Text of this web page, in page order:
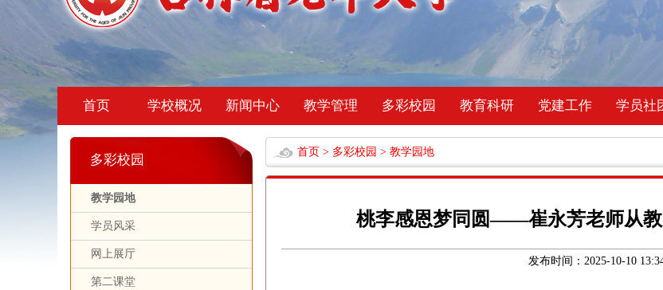
首页 学校概况 新闻中心 教学管理 多彩校园 教育科研 党建工作 学员社
多彩校园
教学园地
学员风采
网上展厅
第二课堂
首页 > 多彩校园 > 教学园地
桃李感恩梦同圆——崔永芳老师从教
发布时间：2025-10-10